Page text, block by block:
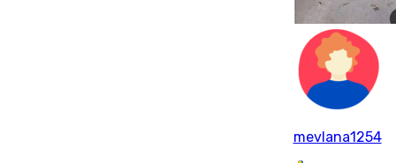
mevlana1254